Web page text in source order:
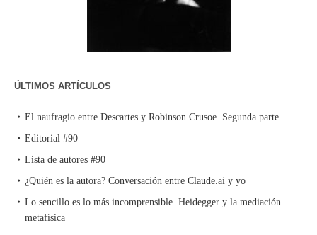
ÚLTIMOS ARTÍCULOS
El naufragio entre Descartes y Robinson Crusoe. Segunda parte
Editorial #90
Lista de autores #90
¿Quién es la autora? Conversación entre Claude.ai y yo
Lo sencillo es lo más incomprensible. Heidegger y la mediación
metafísica